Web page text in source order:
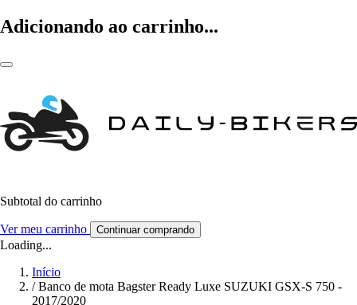
Adicionando ao carrinho...
Subtotal do carrinho
Ver meu carrinho Continuar comprando
Loading...
Início
/ Banco de mota Bagster Ready Luxe SUZUKI GSX-S 750 -
2017/2020